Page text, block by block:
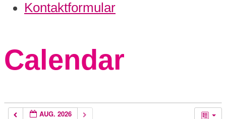
Kontaktformular
Calendar
AUG. 2026